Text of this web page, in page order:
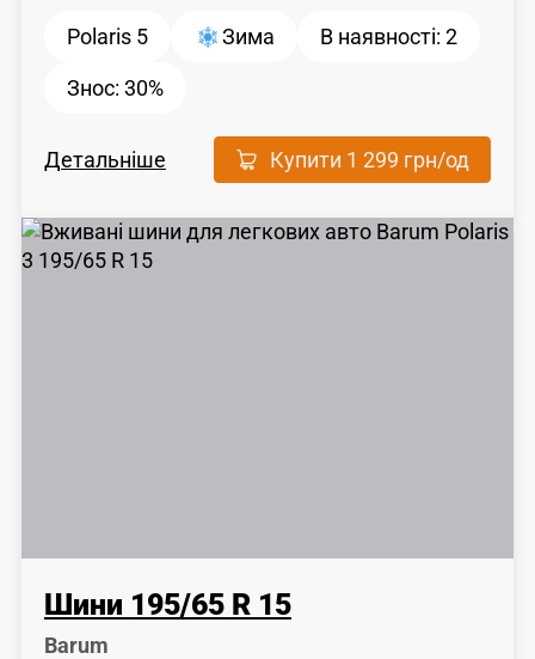
Polaris 5 Зима В наявності: 2
Знос: 30%
Детальніше Купити 1 299 грн/од
Шини 195/65 R 15
Barum